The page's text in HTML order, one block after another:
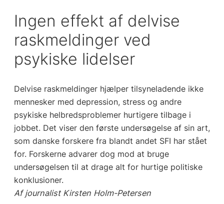
Ingen effekt af delvise
raskmeldinger ved
psykiske lidelser
Delvise raskmeldinger hjælper tilsyneladende ikke
mennesker med depression, stress og andre
psykiske helbredsproblemer hurtigere tilbage i
jobbet. Det viser den første undersøgelse af sin art,
som danske forskere fra blandt andet SFI har stået
for. Forskerne advarer dog mod at bruge
undersøgelsen til at drage alt for hurtige politiske
konklusioner.
Af journalist Kirsten Holm-Petersen